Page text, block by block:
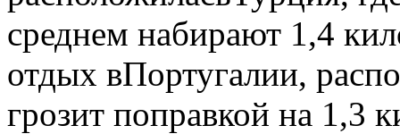
среднем набирают 1,4
отдых вПортугалии,
грозит поправкой на 1,3